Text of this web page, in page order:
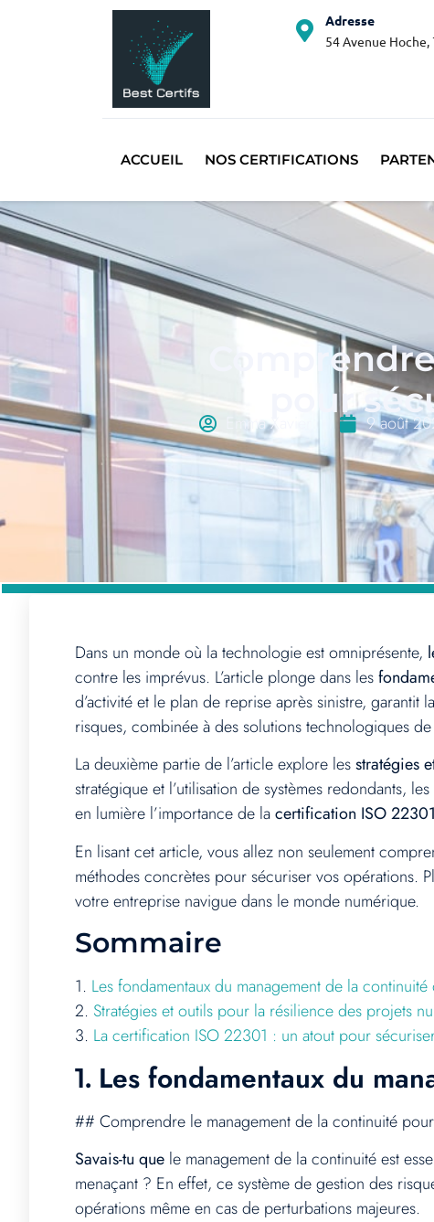
Adresse
54 Avenue Hoche,
ACCUEIL NOS CERTIFICATIONS
pour
Emma Xavier 9 août
Dans un monde où la technologie est omniprésente,
contre les imprévus. L’article plonge dans les
d’activité et le plan de reprise après sinistre,
risques, combinée à des solutions technologiques
La deuxième partie de l’article explore lesstratégies
stratégique et l’utilisation de systèmes redondants,
en lumière l’importance de lacertification ISO 22301
En lisant cet article, vous allez non seulement
méthodes concrètes pour sécuriser vos opérations.
votre entreprise navigue dans le monde numérique.
Sommaire
1. Les fondamentaux du management de la
2. Stratégies et outils pour la résilience des projets
3. La certification ISO 22301 : un atout pour
1. Les fondamentaux du
## Comprendre le management de la continuité
Savais-tu que le management de la continuité est
menaçant ? En effet, ce système de gestion des
opérations même en cas de perturbations majeures.